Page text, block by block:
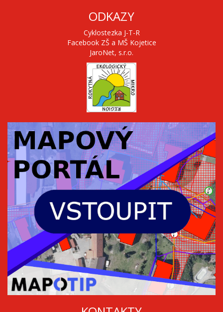
ODKAZY
Cyklostezka J-T-R
Facebook ZŠ a MŠ Kojetice
JaroNet, s.r.o.